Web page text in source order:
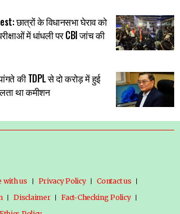
छात्रों के विधानसभा घेराव को
में धांधली पर CBI जांच की
की TDPL से दो करोड़ में हुई
था कमीशन
with us Privacy Policy
Contact us
Disclaimer
Fact-Checking Policy